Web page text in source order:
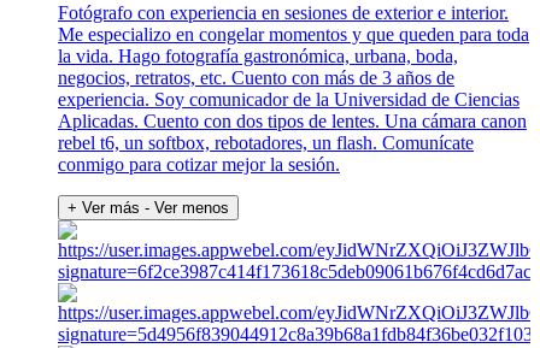
Fotógrafo con experiencia en sesiones de exterior e interior.
Me especializo en congelar momentos y que queden para toda
la vida. Hago fotografía gastronómica, urbana, boda,
negocios, retratos, etc. Cuento con más de 3 años de
experiencia. Soy comunicador de la Universidad de Ciencias
Aplicadas. Cuento con dos tipos de lentes. Una cámara canon
rebel t6, un softbox, rebotadores, un flash. Comunícate
conmigo para cotizar mejor la sesión.
+ Ver más - Ver menos